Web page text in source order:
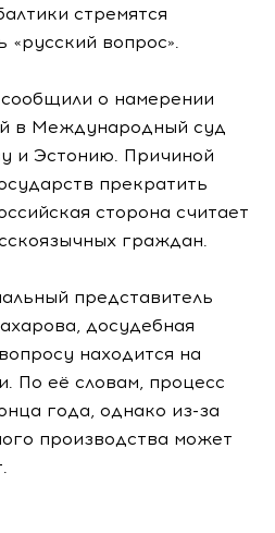
стремятся
«русский вопрос».
о намерении
в Международный суд
и Эстонию. Причиной
прекратить
сторона считает
граждан.
представитель
досудебная
находится на
По её словам, процесс
года, однако из-за
производства может